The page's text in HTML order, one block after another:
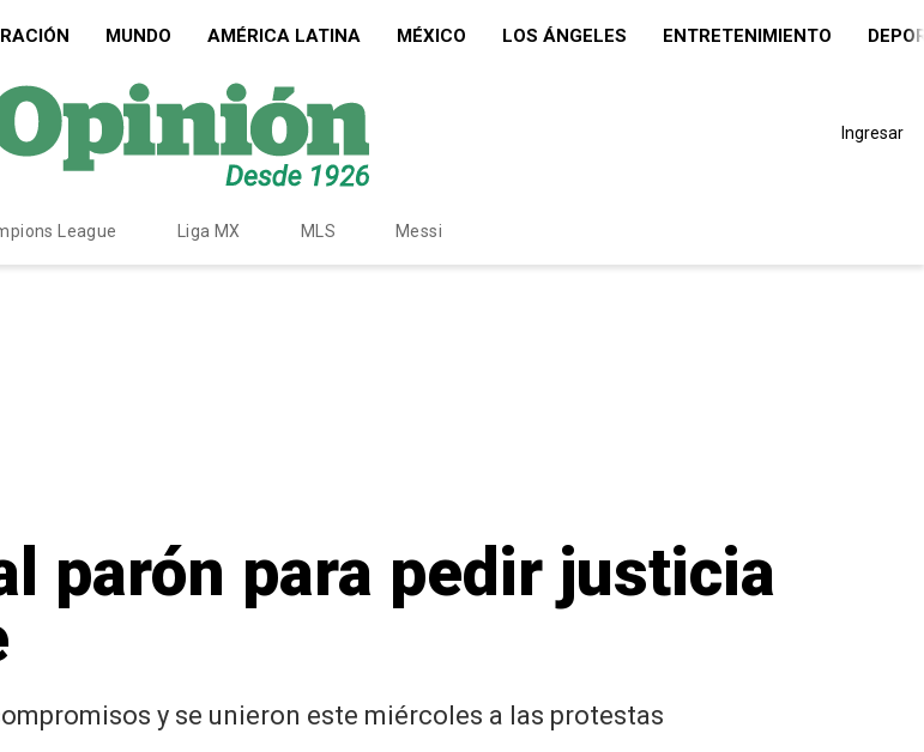
MUNDO AMÉRICA LATINA MÉXICO LOS ÁNGELES ENTRETENIMIENTO
Ingresar
League Liga MX MLS Messi
parón para pedir justicia
y se unieron este miércoles a las protestas